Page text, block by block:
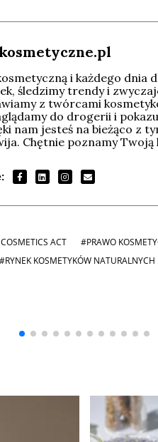
i każdego dnia
śledzimy trendy i
z twórcami
do drogerii i
nam jesteś na bieżąco z
Chętnie poznamy Twoją
ACT #PRAWO
#RYNEK KOSMETYKÓW NATURALNYCH